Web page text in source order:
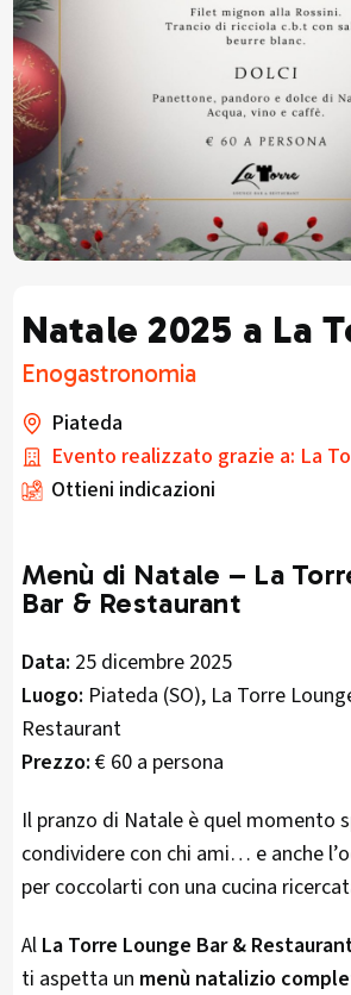
Natale 2025 a La
Enogastronomia
Piateda
Evento realizzato grazie a: La
Ottieni indicazioni
Menù di Natale – La
Bar & Restaurant
Data: 25 dicembre 2025
Luogo: Piateda (SO), La Torre
Restaurant
Prezzo: € 60 a persona
Il pranzo di Natale è quel momento
condividere con chi ami… e anche
per coccolarti con una cucina
Al La Torre Lounge Bar &
ti aspetta un menù natalizio